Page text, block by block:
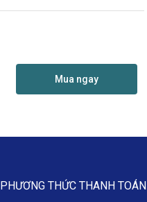
Mua ngay
PHƯƠNG THỨC THANH TOÁN